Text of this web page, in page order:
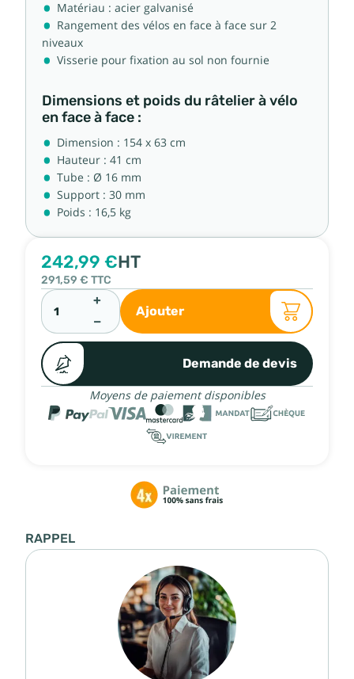
Matériau : acier galvanisé
Rangement des vélos en face à face sur 2
niveaux
Visserie pour fixation au sol non fournie
Dimensions et poids du râtelier à vélo
en face à face :
Dimension : 154 x 63 cm
Hauteur : 41 cm
Tube : Ø 16 mm
Support : 30 mm
Poids : 16,5 kg
242,99 €HT
291,59 € TTC
+
−
Ajouter
Demande de devis
Moyens de paiement disponibles
RAPPEL